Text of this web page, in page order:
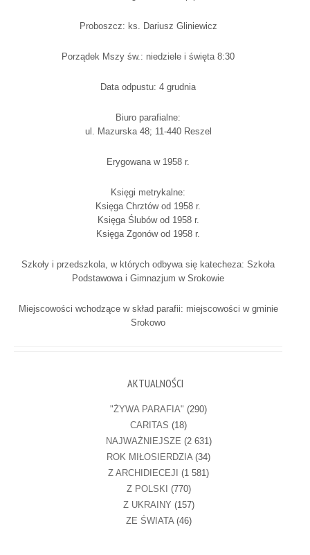
Proboszcz: ks. Dariusz Gliniewicz
Porządek Mszy św.: niedziele i święta 8:30
Data odpustu: 4 grudnia
Biuro parafialne:
ul. Mazurska 48; 11-440 Reszel
Erygowana w 1958 r.
Księgi metrykalne:
Księga Chrztów od 1958 r.
Księga Ślubów od 1958 r.
Księga Zgonów od 1958 r.
Szkoły i przedszkola, w których odbywa się katecheza: Szkoła
Podstawowa i Gimnazjum w Srokowie
Miejscowości wchodzące w skład parafii: miejscowości w gminie
Srokowo
AKTUALNOŚCI
"ŻYWA PARAFIA" (290)
CARITAS (18)
NAJWAŻNIEJSZE (2 631)
ROK MIŁOSIERDZIA(34)
Z ARCHIDIECEJI (1 581)
Z POLSKI (770)
Z UKRAINY (157)
ZE ŚWIATA(46)